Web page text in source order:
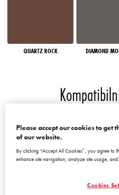
QUARTZ ROCK DIAMOND
Please accept our cookies to get
of our website.
By clicking “Accept All Cookies”, you agree to
enhance site navigation, analyze site usage,
Cookies